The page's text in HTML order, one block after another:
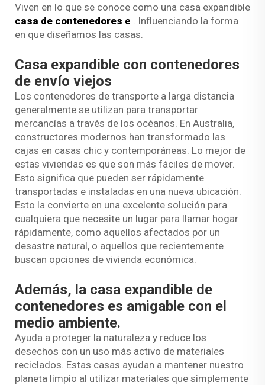
Viven en lo que se conoce como una casa expandible
casa de contenedores e
. Influenciando la forma
en que diseñamos las casas.
Casa expandible con contenedores
de envío viejos
Los contenedores de transporte a larga distancia
generalmente se utilizan para transportar
mercancías a través de los océanos. En Australia,
constructores modernos han transformado las
cajas en casas chic y contemporáneas. Lo mejor de
estas viviendas es que son más fáciles de mover.
Esto significa que pueden ser rápidamente
transportadas e instaladas en una nueva ubicación.
Esto la convierte en una excelente solución para
cualquiera que necesite un lugar para llamar hogar
rápidamente, como aquellos afectados por un
desastre natural, o aquellos que recientemente
buscan opciones de vivienda económica.
Además, la casa expandible de
contenedores es amigable con el
medio ambiente.
Ayuda a proteger la naturaleza y reduce los
desechos con un uso más activo de materiales
reciclados. Estas casas ayudan a mantener nuestro
planeta limpio al utilizar materiales que simplemente